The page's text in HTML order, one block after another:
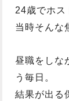
24歳でホス
当時そんな
昼職をしな
う毎日。
結果が出る